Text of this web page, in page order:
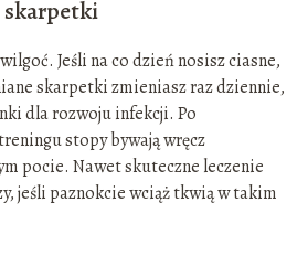
Jeśli na co dzień nosisz ciasne,
skarpetki zmieniasz raz dziennie,
dla rozwoju infekcji. Po
stopy bywają wręcz
pocie. Nawet skuteczne leczenie
jeśli paznokcie wciąż tkwią w takim